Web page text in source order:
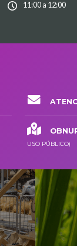
11:00 a 12:00
USO PÚBLICO)